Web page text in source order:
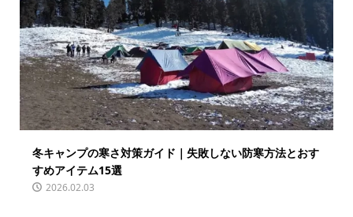
冬キャンプの寒さ対策ガイド｜失敗しない防寒方法とおす
すめアイテム15選
2026.02.03